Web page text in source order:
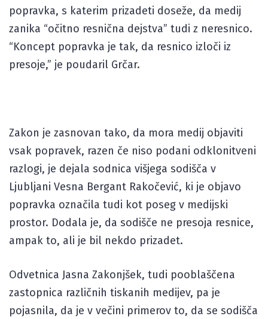
popravka, s katerim prizadeti doseže, da medij
zanika “očitno resnična dejstva” tudi z neresnico.
“Koncept popravka je tak, da resnico izloči iz
presoje,” je poudaril Grčar.
Zakon je zasnovan tako, da mora medij objaviti
vsak popravek, razen če niso podani odklonitveni
razlogi, je dejala sodnica višjega sodišča v
Ljubljani Vesna Bergant Rakočević, ki je objavo
popravka označila tudi kot poseg v medijski
prostor. Dodala je, da sodišče ne presoja resnice,
ampak to, ali je bil nekdo prizadet.
Odvetnica Jasna Zakonjšek, tudi pooblaščena
zastopnica različnih tiskanih medijev, pa je
pojasnila, da je v večini primerov to, da se sodišča